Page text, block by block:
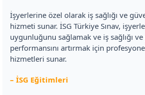
İşyerlerine özel olarak iş sağlığı ve
hizmeti sunar. İSG Türkiye Sınav,
uygunluğunu sağlamak ve iş sağlığı
performansını artırmak için
hizmetleri sunar.
– İSG Eğitimleri